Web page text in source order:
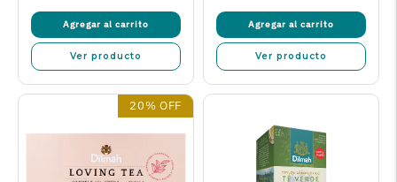
Agregar al carrito
Ver producto
Agregar al carrito
Ver producto
20% OFF